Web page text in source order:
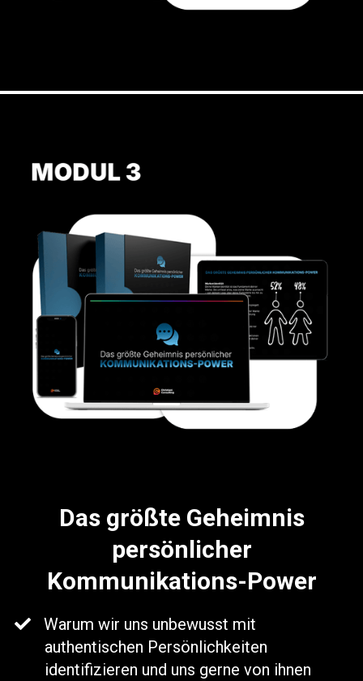
Das größte Geheimnis
persönlicher
Kommunikations-Power
Warum wir uns unbewusst mit
authentischen Persönlichkeiten
identifizieren und uns gerne von ihnen